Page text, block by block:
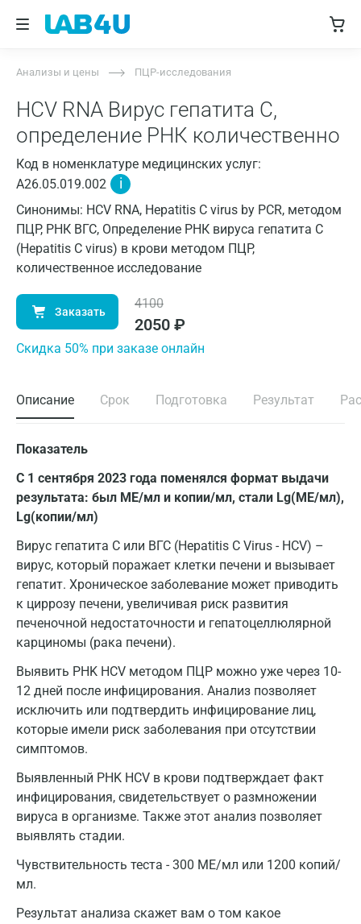
Анализы и цены ПЦР-исследования
HCV RNA Вирус гепатита С,
определение РНК количественно
Код в номенклатуре медицинских услуг:
A26.05.019.002
i
Синонимы: HCV RNA, Hepatitis C virus by PCR, методом
ПЦР, РНК ВГС, Определение РНК вируса гепатита C
(Hepatitis C virus) в крови методом ПЦР,
количественное исследование
Заказать
4100
2050 ₽
Cкидка 50% при заказе онлайн
Описание Срок Подготовка Результат
Показатель
С 1 сентября 2023 года поменялся формат выдачи
результата: был МЕ/мл и копии/мл, стали Lg(МЕ/мл),
Lg(копии/мл)
Вирус гепатита С или ВГС (Hepatitis C Virus - HCV) –
вирус, который поражает клетки печени и вызывает
гепатит. Хроническое заболевание может приводить
к циррозу печени, увеличивая риск развития
печеночной недостаточности и гепатоцеллюлярной
карциномы (рака печени).
Выявить PHK HCV методом ПЦР можно уже через 10-
12 дней после инфицирования. Анализ позволяет
исключить или подтвердить инфицирование лиц,
которые имели риск заболевания при отсутствии
симптомов.
Выявленный PHK HCV в крови подтверждает факт
инфицирования, свидетельствует о размножении
вируса в организме. Также этот анализ позволяет
выявлять стадии.
Чувствительность теста - 300 МЕ/мл или 1200 копий/
мл.
Результат анализа скажет вам о том какое